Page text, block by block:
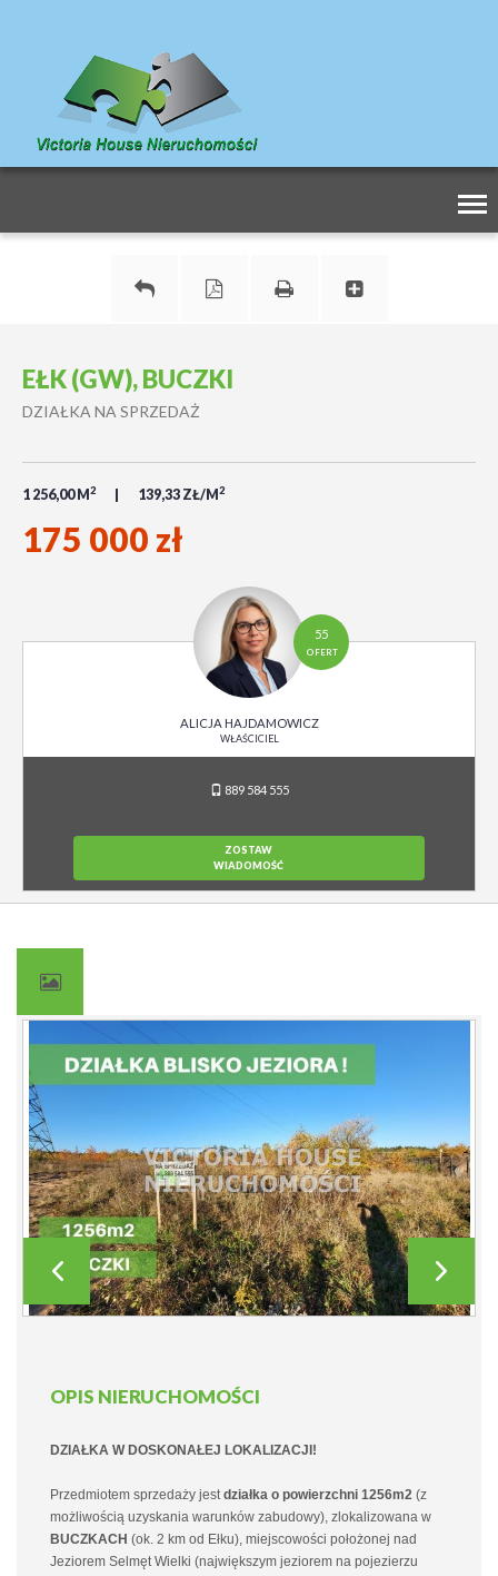
EŁK (GW), BUCZKI
DZIAŁKA NA SPRZEDAŻ
1 256,00 M 2 139,33 ZŁ/M 2
175 000 zł
55
OFERT
ALICJA HAJDAMOWICZ
WŁAŚCICIEL
889 584 555
ZOSTAW
WIADOMOŚĆ
OPIS NIERUCHOMOŚCI
DZIAŁKA W DOSKONAŁEJ LOKALIZACJI!
Przedmiotem sprzedaży jestdziałka o powierzchni 1256m2 (z
możliwością uzyskania warunków zabudowy), zlokalizowana w
BUCZKACH (ok. 2 km od Ełku), miejscowości położonej nad
Jeziorem Selmęt Wielki (największym jeziorem na pojezierzu